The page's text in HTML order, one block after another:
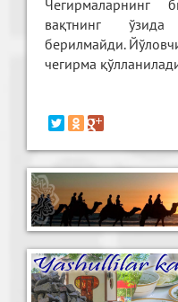
вақтнинг
берилмайди.
чегирма